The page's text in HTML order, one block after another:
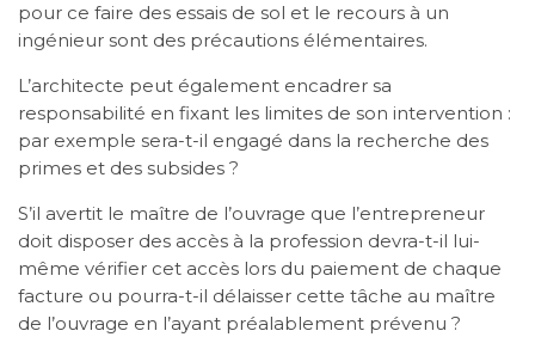
pour ce faire des essais de sol et le recours à un
ingénieur sont des précautions élémentaires.
L’architecte peut également encadrer sa
responsabilité en fixant les limites de son intervention :
par exemple sera-t-il engagé dans la recherche des
primes et des subsides ?
S’il avertit le maître de l’ouvrage que l’entrepreneur
doit disposer des accès à la profession devra-t-il lui-
même vérifier cet accès lors du paiement de chaque
facture ou pourra-t-il délaisser cette tâche au maître
de l’ouvrage en l’ayant préalablement prévenu ?